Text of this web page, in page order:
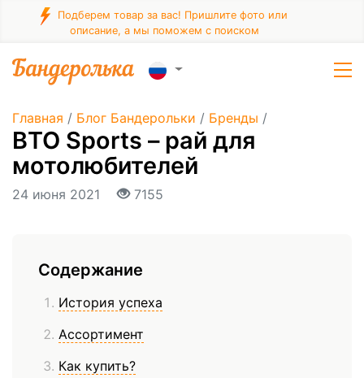
Подберем товар за вас! Пришлите фото или
описание, а мы поможем с поиском
Главная / Блог Бандерольки / Бренды /
BTO Sports – рай для
мотолюбителей
24 июня 2021 7155
Содержание
История успеха
Ассортимент
Как купить?